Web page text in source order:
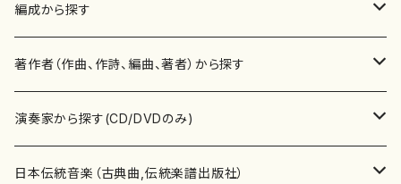
楽譜
書籍
書籍
テキストブック
CD・DVD
チケット
編成から探す
邦楽器
箏・琴（ソロ）
箏・琴（合奏）
合唱
混声合唱
歌・声
著作者（作曲、作詩、編曲、著者）から探す
あ行
青木省三(アオキ ショウゾウ)
か行
演奏家から探す(CD/DVDのみ)
邦楽（箏、三味線、尺八等）演奏家
日本伝統音楽（古典曲,伝統楽譜出版社）